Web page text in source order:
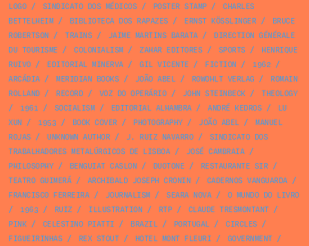
LOGO/ SINDICATO DOS MÉDICOS / POSTER STAMP/
CHARLES
BETTELHEIM/ BIBLIOTECA DOS RAPAZES / ERNST KÖSSLINGER /
BRUCE
ROBERTSON / TRAINS / JAIME MARTINS BARATA/
DIRECTION GÉNÉRALE
DU TOURISME / COLONIALISM/ ZAHAR EDITORES / SPORTS /
HENRIQUE
RUIVO/ EDITORIAL MINERVA/ GIL VICENTE / FICTION / 1962 /
ARCÁDIA/ MERIDIAN BOOKS / JOÃO ABEL/ ROWOHLT VERLAG /
ROMAIN
ROLLAND/ RECORD/ VOZ DO OPERÁRIO/ JOHN STEINBECK/
THEOLOGY
/
1961 / SOCIALISM/ EDITORIAL ALHAMBRA/ ANDRÉ KEDROS /
LU
XUN / 1953 / BOOK COVER/ PHOTOGRAPHY/ JOÃO ABEL/
MANUEL
ROJAS / UNKNOWN AUTHOR/ J. RUIZ NAVARRO/
SINDICATO DOS
TRABALHADORES METALÚRGICOS DE LISBOA/ JOSÉ CAMBRAIA/
PHILOSOPHY/ BENGUIAT CASLON / DUOTONE / RESTAURANTE SIR/
TEATRO GUIMERÁ/ ARCHIBALD JOSEPH CRONIN / CADERNOS VANGUARDA/
FRANCISCO FERREIRA/ JOURNALISM/ SEARA NOVA/
O MUNDO DO LIVRO
/
1963 / RUIZ / ILLUSTRATION / RTP/ CLAUDE TRESMONTANT/
PINK/ CELESTINO PIATTI / BRAZIL/ PORTUGAL/ CIRCLES /
FIGUEIRINHAS / REX STOUT/ HOTEL MONT FLEURI / GOVERNMENT/